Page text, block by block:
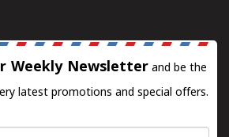
Weekly Newsletter and be the
latest promotions and special offers.